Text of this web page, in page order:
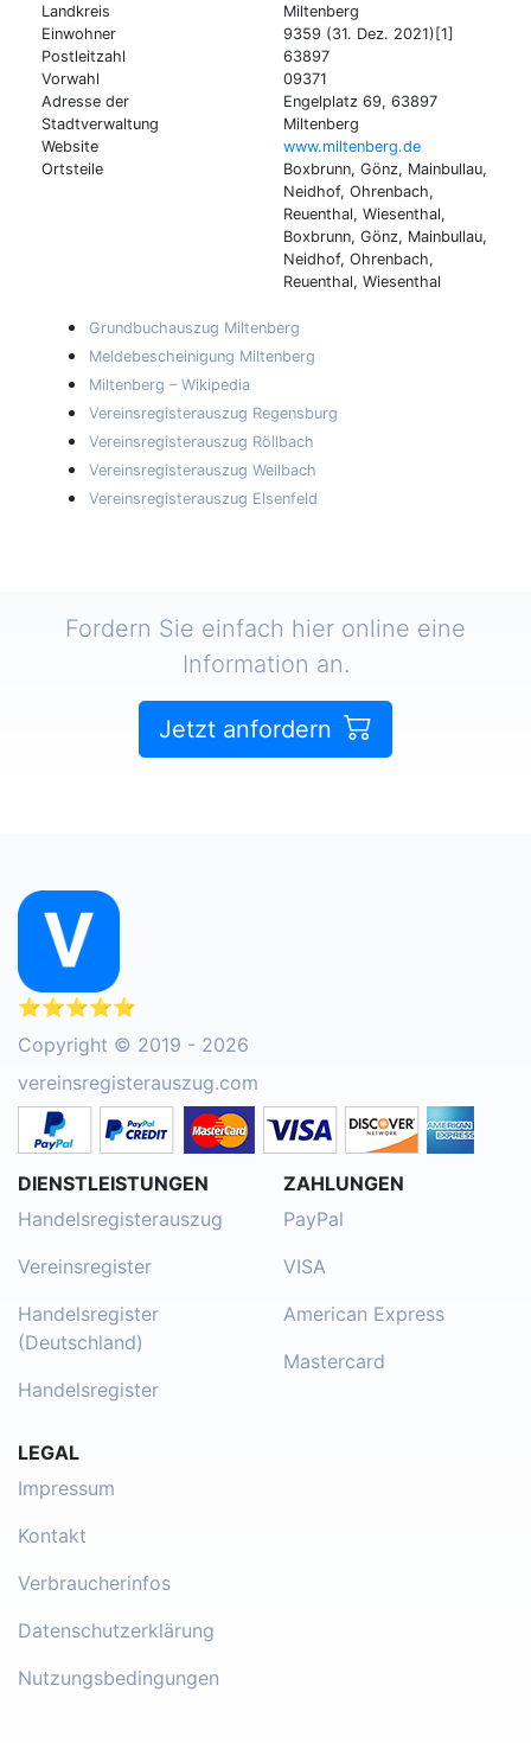
Landkreis
Miltenberg
Einwohner
9359 (31. Dez. 2021)[1]
Postleitzahl
63897
Vorwahl
09371
Adresse der
Stadtverwaltung
Engelplatz 69, 63897
Miltenberg
Website
www.miltenberg.de
Ortsteile
Boxbrunn, Gönz, Mainbullau,
Neidhof, Ohrenbach,
Reuenthal, Wiesenthal,
Boxbrunn, Gönz, Mainbullau,
Neidhof, Ohrenbach,
Reuenthal, Wiesenthal
Grundbuchauszug Miltenberg
Meldebescheinigung Miltenberg
Miltenberg – Wikipedia
Vereinsregisterauszug Regensburg
Vereinsregisterauszug Röllbach
Vereinsregisterauszug Weilbach
Vereinsregisterauszug Elsenfeld
Fordern Sie einfach hier online eine
Information an.
Jetzt anfordern
⭐⭐⭐⭐⭐
Copyright © 2019 - 2026
vereinsregisterauszug.com
DIENSTLEISTUNGEN
Handelsregisterauszug
Vereinsregister
Handelsregister
(Deutschland)
Handelsregister
ZAHLUNGEN
PayPal
VISA
American Express
Mastercard
LEGAL
Impressum
Kontakt
Verbraucherinfos
Datenschutzerklärung
Nutzungsbedingungen